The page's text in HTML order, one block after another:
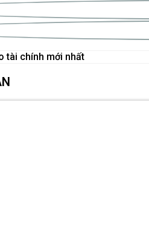
tài chính mới nhất